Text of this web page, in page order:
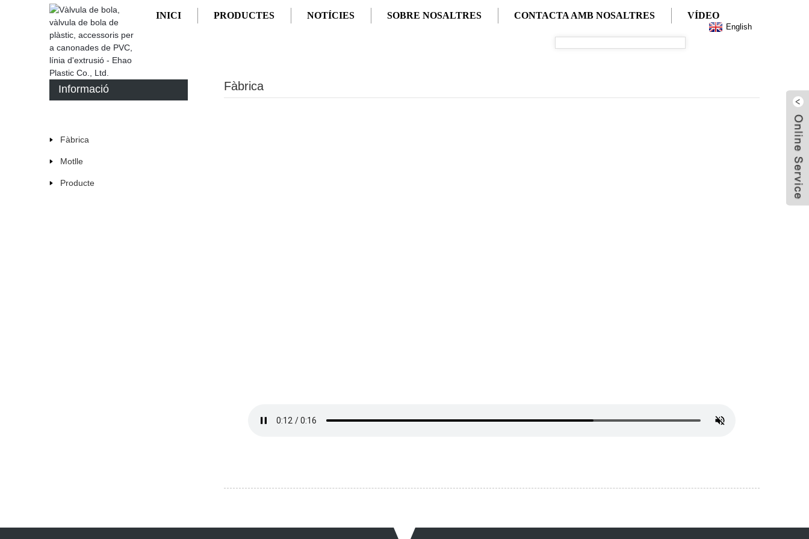
INICI PRODUCTES NOTÍCIES SOBRE NOSALTRES CONTACTA AMB NOSALTRES VÍDEO
English
INICI FÀBRICA
Informació
Fàbrica
Motlle
Producte
Fàbrica